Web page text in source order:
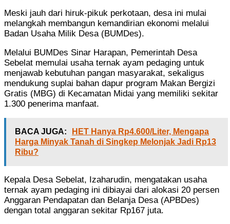
Meski jauh dari hiruk-pikuk perkotaan, desa ini mulai
melangkah membangun kemandirian ekonomi melalui
Badan Usaha Milik Desa (BUMDes).
Melalui BUMDes Sinar Harapan, Pemerintah Desa
Sebelat memulai usaha ternak ayam pedaging untuk
menjawab kebutuhan pangan masyarakat, sekaligus
mendukung suplai bahan dapur program Makan Bergizi
Gratis (MBG) di Kecamatan Midai yang memiliki sekitar
1.300 penerima manfaat.
BACA JUGA:
HET Hanya Rp4.600/Liter, Mengapa
Harga Minyak Tanah di Singkep Melonjak Jadi Rp13
Ribu?
Kepala Desa Sebelat, Izaharudin, mengatakan usaha
ternak ayam pedaging ini dibiayai dari alokasi 20 persen
Anggaran Pendapatan dan Belanja Desa (APBDes)
dengan total anggaran sekitar Rp167 juta.